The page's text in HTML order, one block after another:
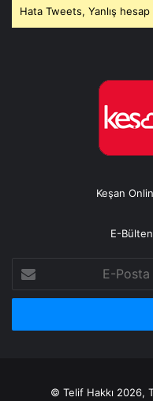
Hata Tweets, Yanlış hesap
Keşan
E-
Posta
adresinizi
© Telif Hakkı 2026,